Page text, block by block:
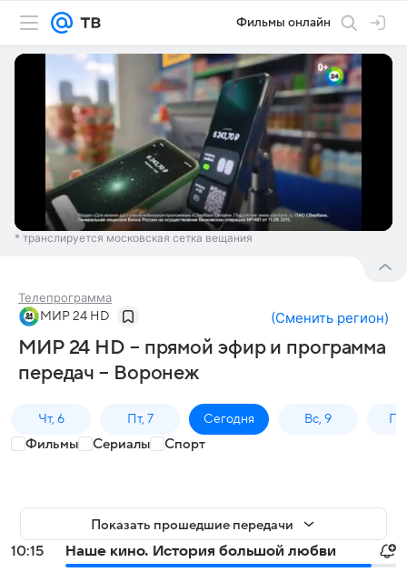
Фильмы онлайн
* транслируется московская сетка вещания
Телепрограмма
МИР 24 HD (Сменить регион)
МИР 24 HD – прямой эфир и программа
передач – Воронеж
Чт, 6 Пт, 7 Сегодня Вс, 9
Фильмы Сериалы Спорт
Показать прошедшие передачи
10:15
Наше кино. История большой любви